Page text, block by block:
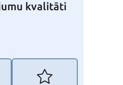
kvalitāti